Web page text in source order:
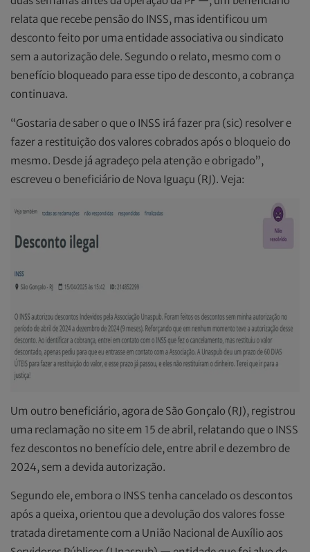
relata que recebe pensão do INSS, mas identificou um
desconto feito por uma entidade associativa ou sindicato
sem a autorização dele. Segundo o relato, mesmo com o
benefício bloqueado para esse tipo de desconto, a cobrança
continuava.
“Gostaria de saber o que o INSS irá fazer pra (sic) resolver e
fazer a restituição dos valores cobrados após o bloqueio do
mesmo. Desde já agradeço pela atenção e obrigado”,
escreveu o beneficiário de Nova Iguaçu (RJ). Veja:
Um outro beneficiário, agora de São Gonçalo (RJ), registrou
uma reclamação no site em 15 de abril, relatando que o INSS
fez descontos no benefício dele, entre abril e dezembro de
2024, sem a devida autorização.
Segundo ele, embora o INSS tenha cancelado os descontos
após a queixa, orientou que a devolução dos valores fosse
tratada diretamente com a União Nacional de Auxílio aos